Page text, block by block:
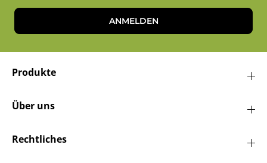
ANMELDEN
Produkte
Über uns
Rechtliches